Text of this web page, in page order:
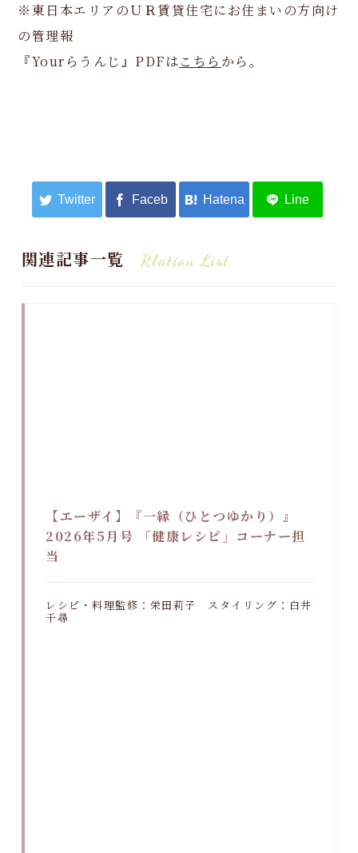
※東日本エリアのＵＲ賃貸住宅にお住まいの方向け
の管理報
『Yourらうんじ』PDFはこちら から。
関連記事一覧 Rlation List
【エーザイ】『一縁（ひとつゆかり）』
2026年5月号 「健康レシピ」コーナー担
当
レシピ・料理監修：栄田莉子 スタイリング：白井
千尋